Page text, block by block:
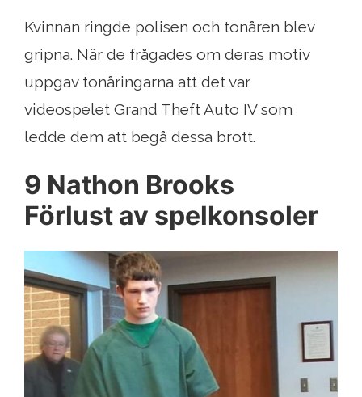
Kvinnan ringde polisen och tonåren blev
gripna. När de frågades om deras motiv
uppgav tonåringarna att det var
videospelet Grand Theft Auto IV som
ledde dem att begå dessa brott.
9 Nathon Brooks
Förlust av spelkonsoler